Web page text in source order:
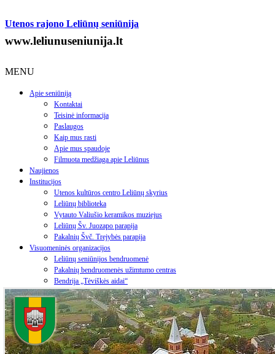
Utenos rajono Leliūnų seniūnija
www.leliunuseniunija.lt
MENU
Apie seniūniją
Kontaktai
Teisinė informacija
Paslaugos
Kaip mus rasti
Apie mus spaudoje
Filmuota medžiaga apie Leliūnus
Naujienos
Institucijos
Utenos kultūros centro Leliūnų skyrius
Leliūnų biblioteka
Vytauto Valiušio keramikos muziejus
Leliūnų Šv. Juozapo parapija
Pakalnių Švč. Trejybės parapija
Visuomeninės organizacijos
Leliūnų seniūnijos bendruomenė
Pakalnių bendruomenės užimtumo centras
Bendrija „Tėviškės aidai“